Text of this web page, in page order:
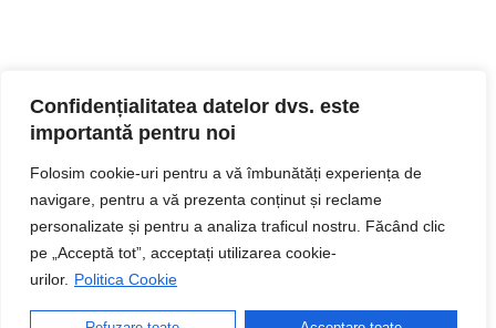
Confidențialitatea datelor dvs. este
importantă pentru noi
Folosim cookie-uri pentru a vă îmbunătăți experiența de
navigare, pentru a vă prezenta conținut și reclame
personalizate și pentru a analiza traficul nostru. Făcând clic
pe „Acceptă tot”, acceptați utilizarea cookie-
urilor. Politica Cookie